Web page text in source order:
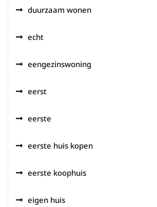
duurzaam wonen
echt
eengezinswoning
eerst
eerste
eerste huis kopen
eerste koophuis
eigen huis